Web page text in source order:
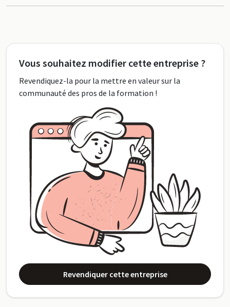
Vous souhaitez modifier cette entreprise ?
Revendiquez-la pour la mettre en valeur sur la
communauté des pros de la formation !
Revendiquer cette entreprise